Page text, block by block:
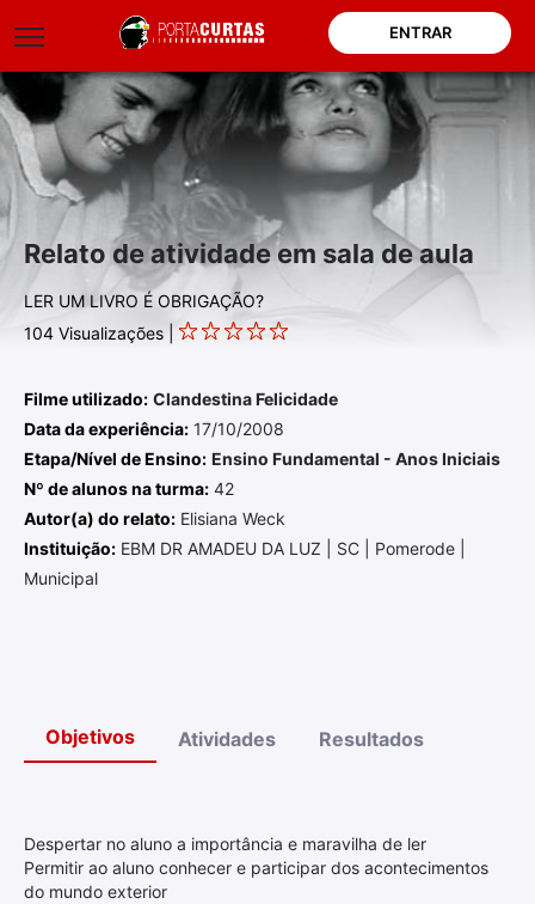
ENTRAR
Relato de atividade em sala de aula
LER UM LIVRO É OBRIGAÇÃO?
104 Visualizações |
Filme utilizado: Clandestina Felicidade
Data da experiência: 17/10/2008
Etapa/Nível de Ensino: Ensino Fundamental - Anos Iniciais
Nº de alunos na turma: 42
Autor(a) do relato: Elisiana Weck
Instituição: EBM DR AMADEU DA LUZ | SC | Pomerode |
Municipal
Objetivos Atividades Resultados
Despertar no aluno a importância e maravilha de ler
Permitir ao aluno conhecer e participar dos acontecimentos
do mundo exterior